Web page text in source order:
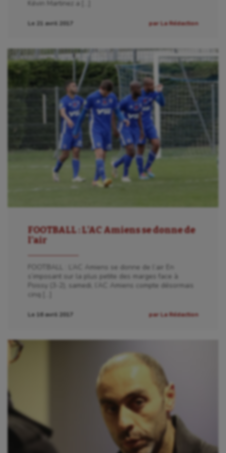
Kayak-polo
Longue paume
Moto
Natation
Natation artistique
Omnisports
Pétanque
Randonnée / Marche
Roller-derby
Sport handicap
Kévin Martinez a […]
Le 21 avril 2017 par La Rédaction
FOOTBALL : L’AC Amiens se donne de
l’air
FOOTBALL : L’AC Amiens se donne de l’air En
s’imposant sur la plus petite des marges face à
Poissy (3-2), samedi, l’AC Amiens compte désormais
cinq […]
Le 16 avril 2017 par La Rédaction